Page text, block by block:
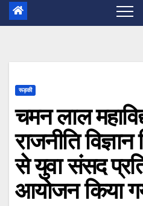
रूड़की
चमन लाल
राजनीति
से युवा संसद
आयोजन किया